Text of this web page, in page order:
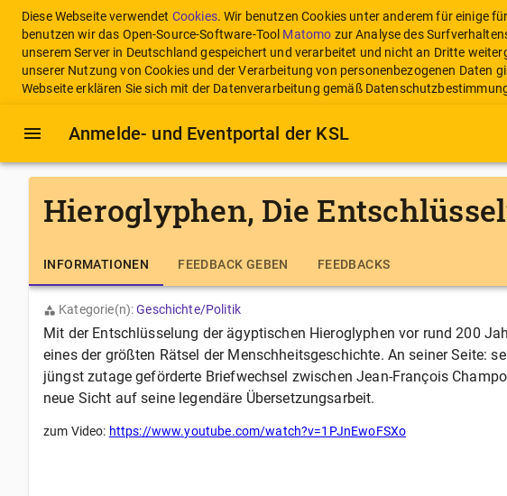
Diese Webseite verwendet Cookies. Wir benutzen Cookies unter anderem für einige
benutzen wir das Open-Source-Software-Tool Matomo zur Analyse des
unserem Server in Deutschland gespeichert und verarbeitet und nicht an Dritte
unserer Nutzung von Cookies und der Verarbeitung von personenbezogenen Daten
Webseite erklären Sie sich mit der Datenverarbeitung gemäß
Anmelde- und Eventportal der KSL
Hieroglyphen, Die
INFORMATIONEN FEEDBACK GEBEN FEEDBACKS
Kategorie(n): Geschichte/Politik
Mit der Entschlüsselung der ägyptischen Hieroglyphen vor rund 200
eines der größten Rätsel der Menschheitsgeschichte. An seiner Seite:
jüngst zutage geförderte Briefwechsel zwischen Jean-François
neue Sicht auf seine legendäre Übersetzungsarbeit.
zum Video: https://www.youtube.com/watch?v=1PJnEwoFSXo